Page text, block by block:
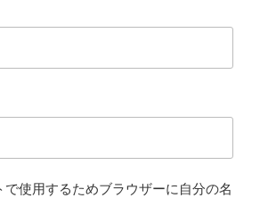
で使用するためブラウザーに自分の名